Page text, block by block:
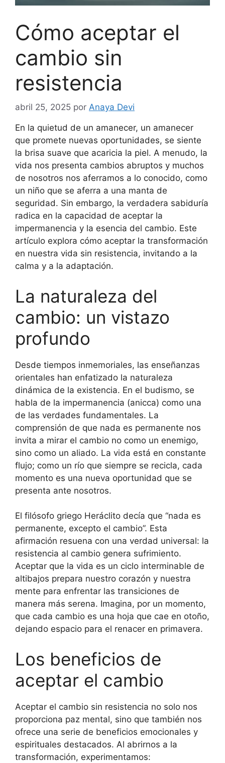
Cómo aceptar el
cambio sin
resistencia
abril 25, 2025 por Anaya Devi
En la quietud de un amanecer, un amanecer
que promete nuevas oportunidades, se siente
la brisa suave que acaricia la piel. A menudo, la
vida nos presenta cambios abruptos y muchos
de nosotros nos aferramos a lo conocido, como
un niño que se aferra a una manta de
seguridad. Sin embargo, la verdadera sabiduría
radica en la capacidad de aceptar la
impermanencia y la esencia del cambio. Este
artículo explora cómo aceptar la transformación
en nuestra vida sin resistencia, invitando a la
calma y a la adaptación.
La naturaleza del
cambio: un vistazo
profundo
Desde tiempos inmemoriales, las enseñanzas
orientales han enfatizado la naturaleza
dinámica de la existencia. En el budismo, se
habla de la impermanencia (anicca) como una
de las verdades fundamentales. La
comprensión de que nada es permanente nos
invita a mirar el cambio no como un enemigo,
sino como un aliado. La vida está en constante
flujo; como un río que siempre se recicla, cada
momento es una nueva oportunidad que se
presenta ante nosotros.
El filósofo griego Heráclito decía que “nada es
permanente, excepto el cambio”. Esta
afirmación resuena con una verdad universal: la
resistencia al cambio genera sufrimiento.
Aceptar que la vida es un ciclo interminable de
altibajos prepara nuestro corazón y nuestra
mente para enfrentar las transiciones de
manera más serena. Imagina, por un momento,
que cada cambio es una hoja que cae en otoño,
dejando espacio para el renacer en primavera.
Los beneficios de
aceptar el cambio
Aceptar el cambio sin resistencia no solo nos
proporciona paz mental, sino que también nos
ofrece una serie de beneficios emocionales y
espirituales destacados. Al abrirnos a la
transformación, experimentamos: